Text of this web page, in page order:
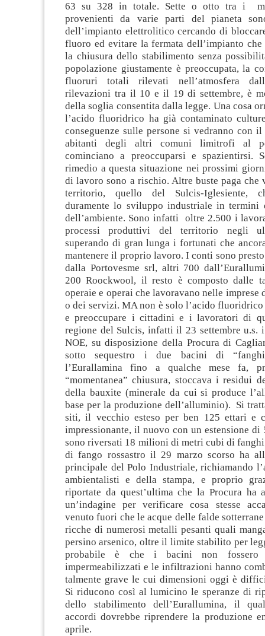
63 su 328 in totale. Sette o otto tra i
provenienti da varie parti del pianeta
dell’impianto elettrolitico cercando di
fluoro ed evitare la fermata dell’impianto
la chiusura dello stabilimento senza
popolazione giustamente è preoccupata, la
fluoruri totali rilevati nell’atmosfera
rilevazioni tra il 10 e il 19 di settembre, è
della soglia consentita dalla legge. Una cosa
l’acido fluoridrico ha già contaminato
conseguenze sulle persone si vedranno con
abitanti degli altri comuni limitrofi al
cominciano a preoccuparsi e spazientirsi.
rimedio a questa situazione nei prossimi
di lavoro sono a rischio. Altre buste paga che
territorio, quello del Sulcis-Iglesiente,
duramente lo sviluppo industriale in termini
dell’ambiente. Sono infatti oltre 2.500 i
processi produttivi del territorio negli
superando di gran lunga i fortunati che
mantenere il proprio lavoro. I conti sono
dalla Portovesme srl, altri 700
200 Roockwool, il resto è composto dalle
operaie e operai che lavoravano nelle imprese
o dei servizi. MA non è solo l’acido
e preoccupare i cittadini e i lavoratori di
regione del Sulcis, infatti il 23 settembre u.s.
NOE, su disposizione della Procura di
sotto sequestro i due bacini di
l’Eurallamina fino a qualche mese fa,
“momentanea” chiusura, stoccava i residui
della bauxite (minerale da cui si produce
base per la produzione dell’alluminio). Si
siti, il vecchio esteso per ben 125 ettari e
impressionante, il nuovo con un estensione
sono riversati 18 milioni di metri cubi di
di fango rossastro il 29 marzo scorso ha
principale del Polo Industriale, richiamando
ambientalisti e della stampa, e proprio
riportate da quest’ultima che la Procura ha
un’indagine per verificare cosa stesse
venuto fuori che le acque delle falde
ricche di numerosi metalli pesanti quali
persino arsenico, oltre il limite stabilito per
probabile è che i bacini non fossero
impermeabilizzati e le infiltrazioni hanno
talmente grave le cui dimensioni oggi è
Si riducono così al lumicino le speranze di
dello stabilimento dell’Eurallumina, il
accordi dovrebbe riprendere la produzione
aprile.